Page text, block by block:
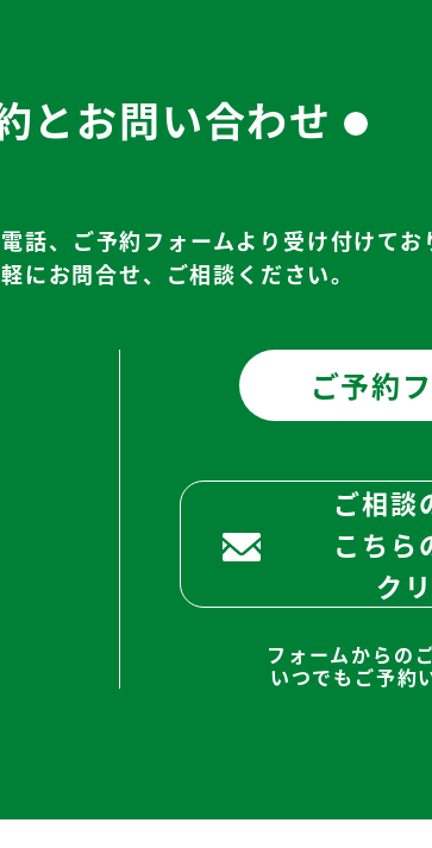
とお問い合わせ
話、ご予約フォームより受け付けてお
にお問合せ、ご相談ください。
ご予約
ご相談
こちら
ク
フォームからの
いつでもご予約